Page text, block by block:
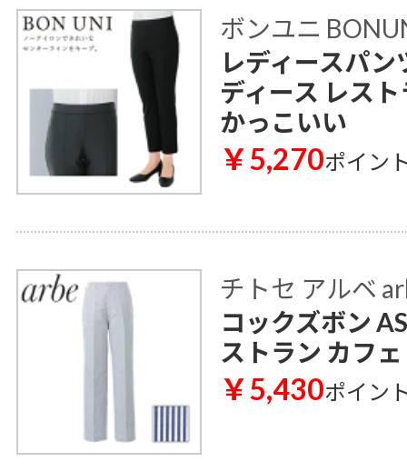
ボンユニ
レディースパ
ディース レス
かっこいい
￥5,270ポイン
チトセ アルベ
コックズボン
ストラン カフ
￥5,430ポイン